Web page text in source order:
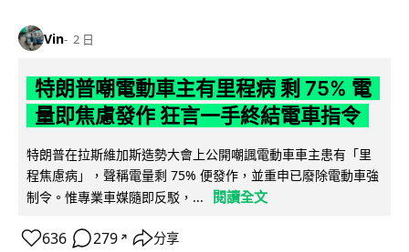
Vin 2 日
特朗普嘲電動車主有里程病 剩 75% 電
量即焦慮發作 狂言一手終結電車指令
特朗普在拉斯維加斯造勢大會上公開嘲諷電動車車主患有「里
程焦慮病」，聲稱電量剩 75% 便發作，並重申已廢除電動車強
制令。惟專業車媒隨即反駁，...
閱讀全文
636 279 ↗ 分享